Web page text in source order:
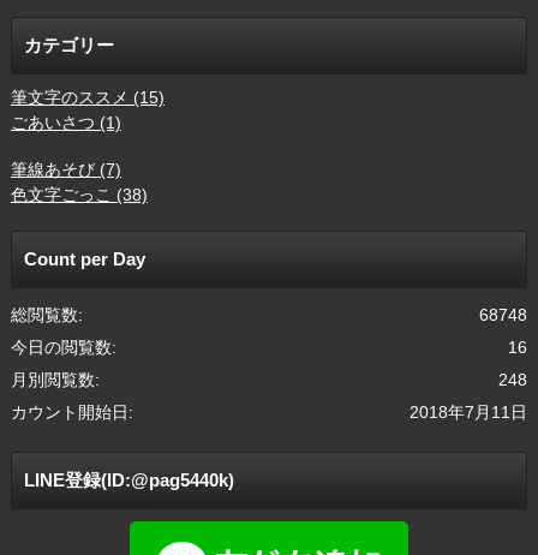
カテゴリー
筆文字のススメ (15)
ごあいさつ (1)
筆線あそび (7)
色文字ごっこ (38)
Count per Day
68748
総閲覧数:
16
今日の閲覧数:
248
月別閲覧数:
2018年7月11日
カウント開始日:
LINE登録(ID:@pag5440k)